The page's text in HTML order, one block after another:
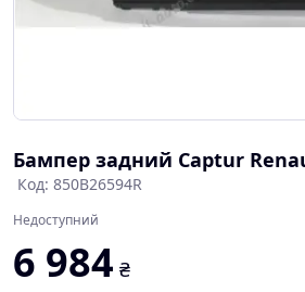
Бампер задний Captur
Код: 850B26594R
Недоступний
6 984 ₴